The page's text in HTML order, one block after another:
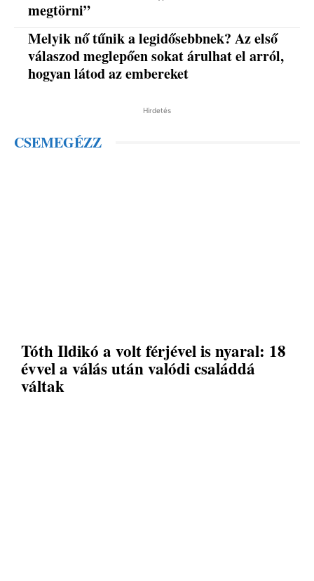
megtörni”
Melyik nő tűnik a legidősebbnek? Az első
válaszod meglepően sokat árulhat el arról,
hogyan látod az embereket
Hirdetés
CSEMEGÉZZ
Tóth Ildikó a volt férjével is nyaral: 18
évvel a válás után valódi családdá
váltak